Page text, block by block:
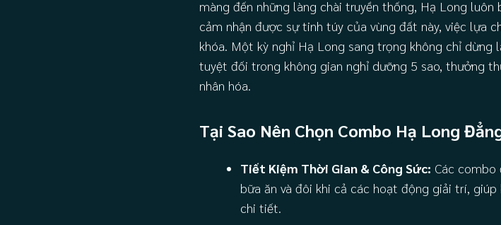
màng đến những làng chài truyền thống, Hạ Long
cảm nhận được sự tinh túy của vùng đất này, việc lựa
khóa. Một kỳ nghỉ Hạ Long sang trọng không chỉ
tuyệt đối trong không gian nghỉ dưỡng 5 sao, thưởng
nhân hóa.
Tại Sao Nên Chọn Combo Hạ Long
Tiết Kiệm Thời Gian & Công Sức: Các
bữa ăn và đôi khi cả các hoạt động giải trí,
chi tiết.